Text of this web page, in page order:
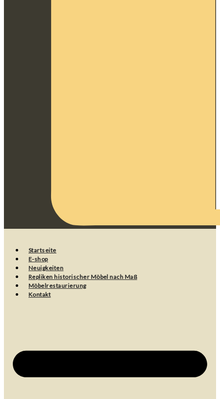
Startseite
E-shop
Neuigkeiten
Repliken historischer Möbel nach Maß
Möbelrestaurierung
Kontakt